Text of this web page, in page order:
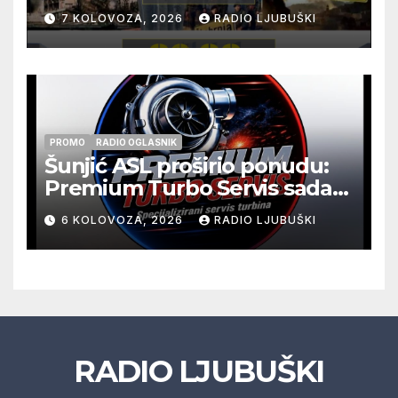
pogibije generala Blaža
Kraljevića i osmorice
pripadnika HOS-a
7 KOLOVOZA, 2026 RADIO LJUBUŠKI
PROMO RADIO OGLASNIK
Šunjić ASL proširio ponudu:
Premium Turbo Servis sada
na jednoj adresi u Ljubuškom
6 KOLOVOZA, 2026 RADIO LJUBUŠKI
RADIO LJUBUŠKI